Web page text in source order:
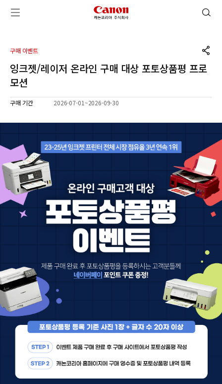
메뉴 열기 캐논코리아 주식회사 로고 검색 열기
구매 이벤트 공유하기
잉크젯/레이저 온라인 구매 대상 포토상품평 프로
모션
구매 기간 2026-07-01~2026-09-30